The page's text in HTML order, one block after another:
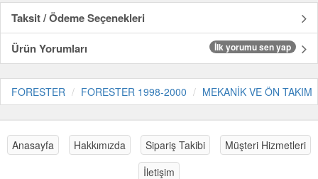
Taksit / Ödeme Seçenekleri
Ürün Yorumları
İlk yorumu sen yap
FORESTER FORESTER 1998-2000 MEKANİK VE ÖN TAKIM
Anasayfa Hakkımızda Sipariş Takibi
Müşteri Hizmetleri
İletişim